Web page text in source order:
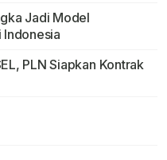
Jadi Model
Indonesia
PLN Siapkan Kontrak